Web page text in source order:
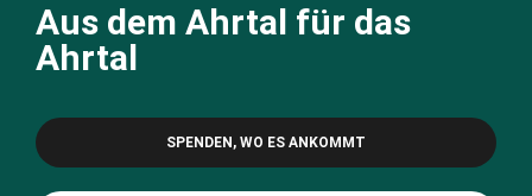
Aus dem Ahrtal für das
Ahrtal
SPENDEN, WO ES ANKOMMT